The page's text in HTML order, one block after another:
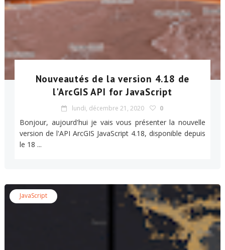
Nouveautés de la version 4.18 de
l'ArcGIS API for JavaScript
lundi, décembre 21, 2020 0
Bonjour, aujourd'hui je vais vous présenter la nouvelle
version de l'API ArcGIS JavaScript 4.18, disponible depuis
le 18 ...
JavaScript